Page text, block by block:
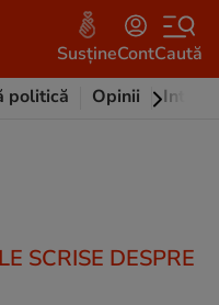
SusțineContCaută
politică Opinii
SCRISE DESPRE